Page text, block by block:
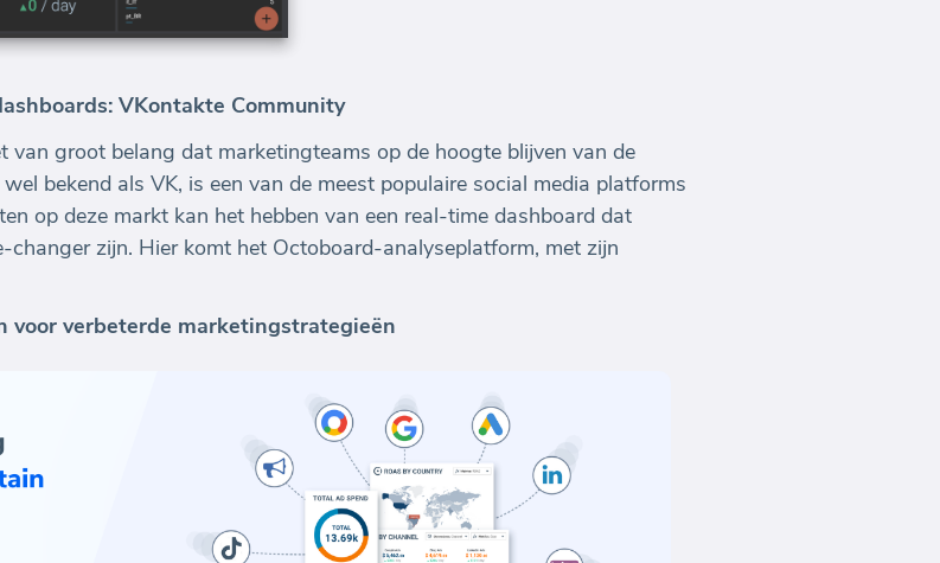
VKontakte Community
van groot belang dat marketingteams op de hoogte blijven van de
bekend als VK, is een van de meest populaire social media platforms
op deze markt kan het hebben van een real-time dashboard dat
changer zijn. Hier komt het Octoboard-analyseplatform, met zijn
verbeterde marketingstrategieën